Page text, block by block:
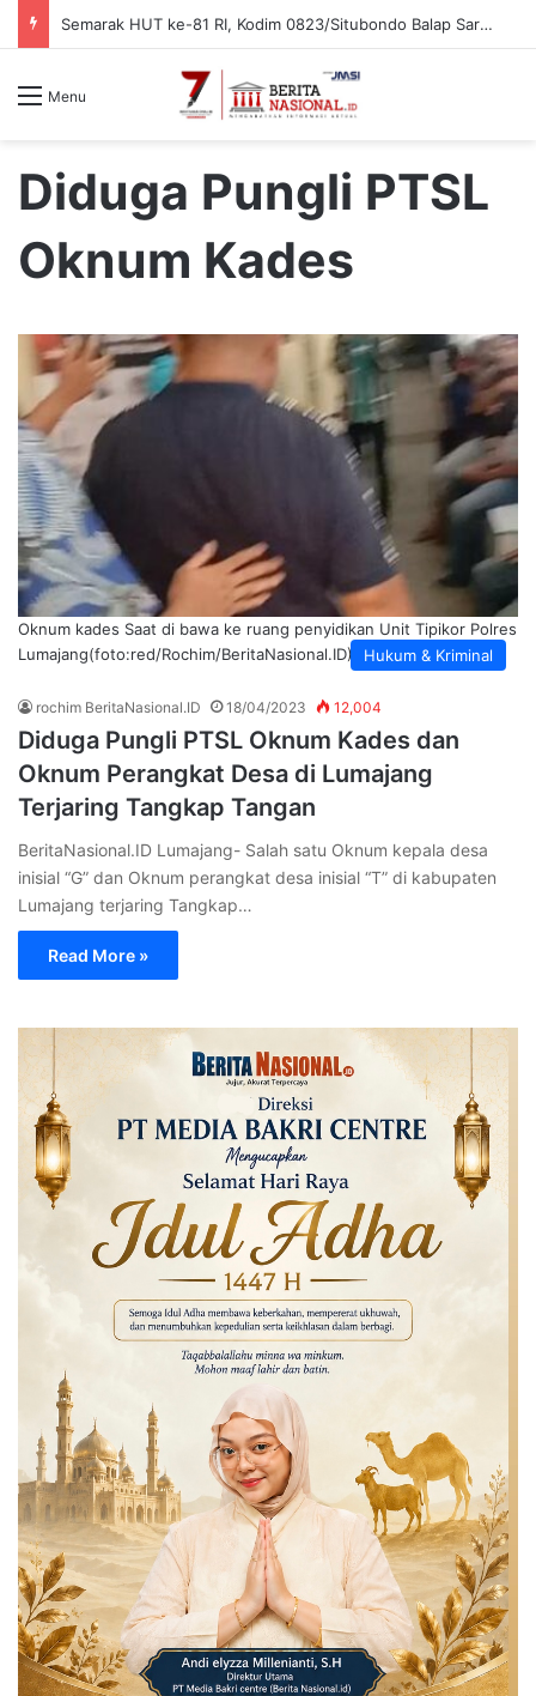
Semarak HUT ke-81 RI, Kodim 0823/Situbondo Balap Sarung Hingga Lomba Bongkar Senjata
Menu
Diduga Pungli PTSL
Oknum Kades
Hukum & Kriminal
Oknum kades Saat di bawa ke ruang penyidikan Unit Tipikor Polres
Lumajang(foto:red/Rochim/BeritaNasional.ID)
rochim BeritaNasional.ID 18/04/2023 12,004
Diduga Pungli PTSL Oknum Kades dan
Oknum Perangkat Desa di Lumajang
Terjaring Tangkap Tangan
BeritaNasional.ID Lumajang- Salah satu Oknum kepala desa
inisial “G” dan Oknum perangkat desa inisial “T” di kabupaten
Lumajang terjaring Tangkap…
Read More »